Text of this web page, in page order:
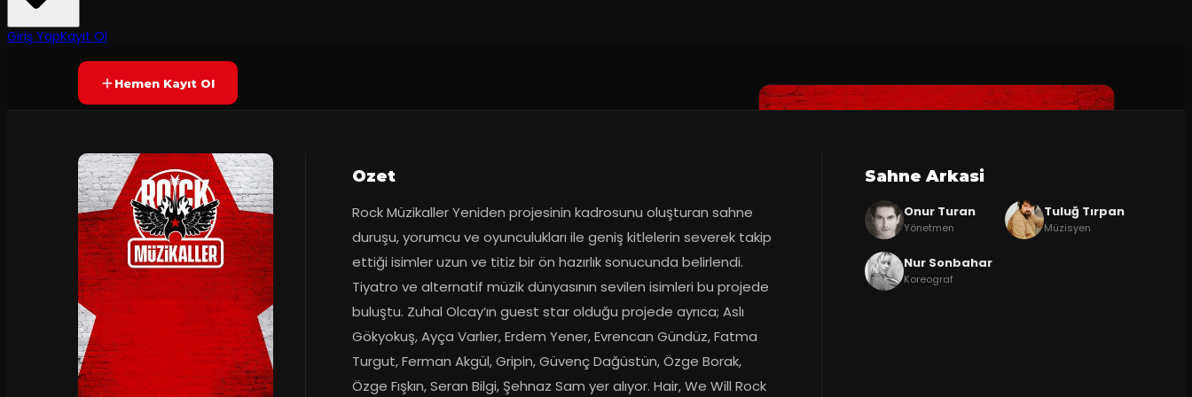
Giriş YapKayıt OlYAKINDA
Hemen Kayıt Ol
Ozet
Rock Müzikaller Yeniden projesinin kadrosunu oluşturan sahne
duruşu, yorumcu ve oyunculukları ile geniş kitlelerin severek takip
ettiği isimler uzun ve titiz bir ön hazırlık sonucunda belirlendi.
Tiyatro ve alternatif müzik dünyasının sevilen isimleri bu projede
buluştu. Zuhal Olcay’ın guest star olduğu projede ayrıca; Aslı
Gökyokuş, Ayça Varlıer, Erdem Yener, Evrencan Gündüz, Fatma
Turgut, Ferman Akgül, Gripin, Güvenç Dağüstün, Özge Borak,
Özge Fışkın, Seran Bilgi, Şehnaz Sam yer alıyor. Hair, We Will Rock
Sahne Arkasi
Onur Turan
Yönetmen
Tuluğ Tırpan
Müzisyen
Nur Sonbahar
Koreograf